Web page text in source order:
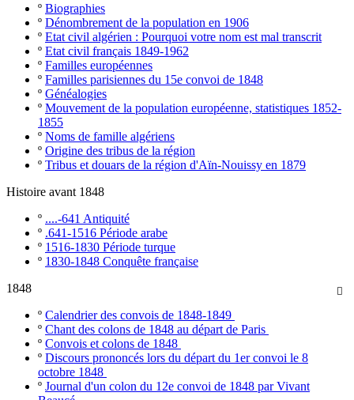
º Biographies
º Dénombrement de la population en 1906
º Etat civil algérien : Pourquoi votre nom est mal transcrit
º Etat civil français 1849-1962
º Familles européennes
º Familles parisiennes du 15e convoi de 1848
º Généalogies
º Mouvement de la population européenne, statistiques 1852-
1855
º Noms de famille algériens
º Origine des tribus de la région
º Tribus et douars de la région d'Aïn-Nouissy en 1879
Histoire avant 1848
º ....-641 Antiquité
º .641-1516 Période arabe
º 1516-1830 Période turque
º 1830-1848 Conquête française

1848
º Calendrier des convois de 1848-1849
º Chant des colons de 1848 au départ de Paris
º Convois et colons de 1848
º Discours prononcés lors du départ du 1er convoi le 8
octobre 1848
º Journal d'un colon du 12e convoi de 1848 par Vivant